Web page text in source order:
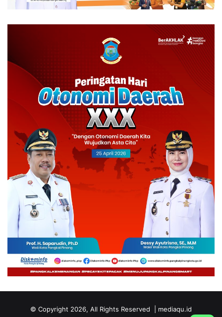
© Copyright 2026, All Rights Reserved | mediaqu.id